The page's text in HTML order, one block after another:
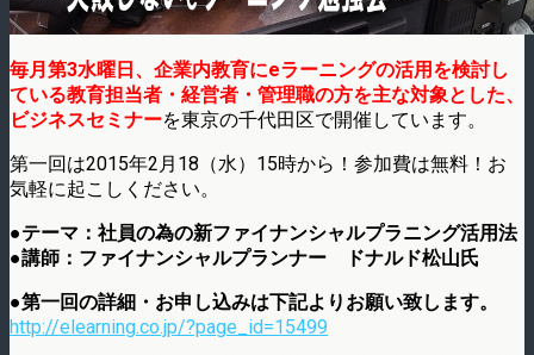
毎月第3水曜日、企業内教育にeラーニングの活用を検討し
ている教育担当者・経営者・管理職の方を主な対象とした、
ビジネスセミナーを東京の千代田区で開催しています。
第一回は2015年2月18（水）15時から！参加費は無料！お
気軽に起こしください。
●テーマ：社員の為の新ファイナンシャルプラニング活用法
●講師：ファイナンシャルプランナー ドナルド松山氏
●第一回の詳細・お申し込みは下記よりお願い致します。
http://elearning.co.jp/?page_id=15499